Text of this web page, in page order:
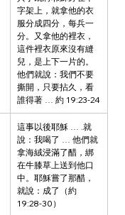
字架上，就拿他的衣
服分成四分，每兵一
分。又拿他的裡衣，
這件裡衣原來沒有縫
兒，是上下一片的。
他們就說：我們不要
撕開，只要拈久，看
誰得著 … 約 19:23-24
這事以後耶穌 … .就
說：我喝了 … 他們就
拿海絨浸滿了醋，綁
在牛膝草上送到他口
中。耶穌嘗了那醋，
就說：成了（約
19:28-30）